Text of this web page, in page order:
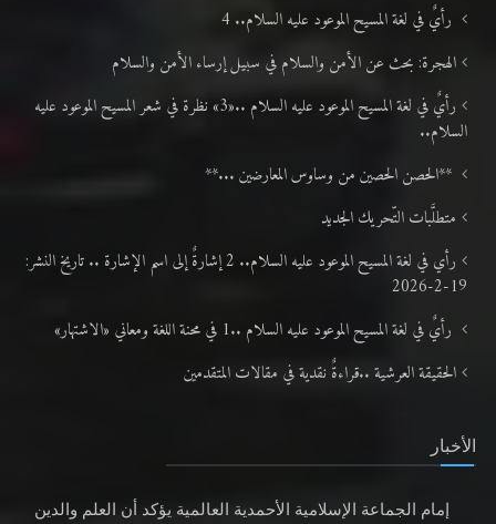
رأيٌ في لغة المسيح الموعود عليه السلام.. 4
الهجرة: بحث عن الأمن والسلام في سبيل إرساء الأمن والسلام
رأيٌ في لغة المسيح الموعود عليه السلام ..«3» نظرة في شعر المسيح الموعود عليه
السلام..
**الحصن الحصين من وساوس المعارضين ...**
متطلَّبات التّحريك الجديد
رأي في لغة المسيح الموعود عليه السلام.. 2 إشارةٌ إلى اسم الإشارة .. تاريخ النشر:
19-2-2026
رأيٌ في لغة المسيح الموعود عليه السلام ..1 في محنة اللغة ومعاني «الاشتهار»
الحقيقة العرشية ..قراءةٌ نقدية في مقالات المتقدمين
الأخبار
إمام الجماعة الإسلامية الأحمدية العالمية يؤكد أن العلم والدين